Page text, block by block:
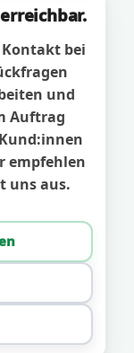
bei
und
Auftrag
empfehlen
uns aus.